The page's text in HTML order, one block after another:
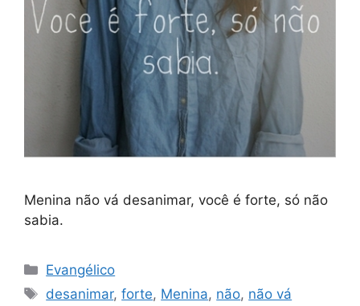
Menina não vá desanimar, você é forte, só não
sabia.
Categorias
Evangélico
Tags
desanimar,forte, Menina, não, não vá